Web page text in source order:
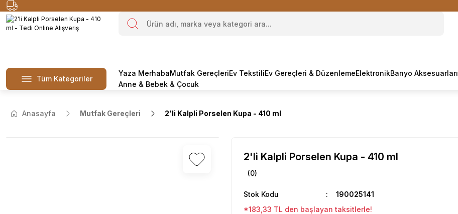
Tüm Kategoriler
Yaza MerhabaMutfak GereçleriEv TekstiliEv Gereçleri & DüzenlemeElektronikBanyo Aksesuarları
Anne & Bebek & Çocuk
Anasayfa Mutfak Gereçleri 2'li Kalpli Porselen Kupa - 410 ml
2'li Kalpli Porselen Kupa - 410 ml
(0)
Stok Kodu
190025141
*183,33 TL den başlayan taksitlerle!